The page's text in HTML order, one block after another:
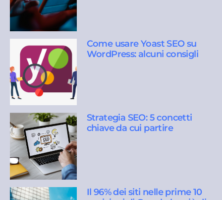
Come usare Yoast SEO su
WordPress: alcuni consigli
Strategia SEO: 5 concetti
chiave da cui partire
Il 96% dei siti nelle prime 10